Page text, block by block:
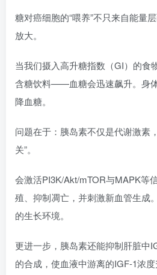
糖对癌细胞的“喂养”不只来自能量
放大。
当我们摄入高升糖指数（GI）的食
含糖饮料——血糖会迅速飙升。身
降血糖。
问题在于：胰岛素不仅是代谢激素
关”。
会激活PI3K/Akt/mTOR与MAPK等
殖、抑制凋亡，并刺激新血管生成
的生长环境。
更进一步，胰岛素还能抑制肝脏中
的合成，使血液中游离的IGF-1浓度